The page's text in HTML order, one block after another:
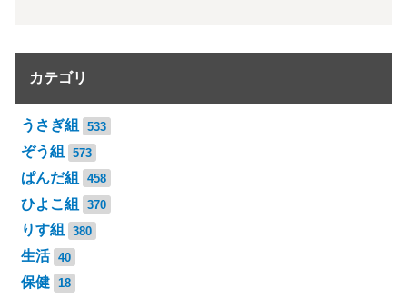
カテゴリ
うさぎ組 533
ぞう組 573
ぱんだ組 458
ひよこ組 370
りす組 380
生活 40
保健 18